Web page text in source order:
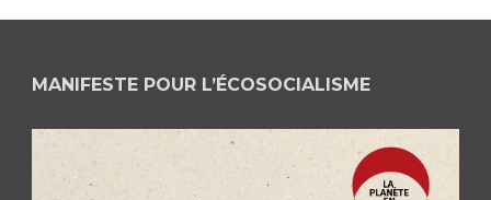
MANIFESTE POUR L’ÉCOSOCIALISME